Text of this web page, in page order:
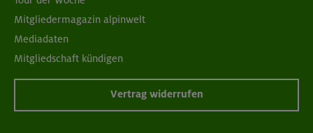
Mitgliedermagazin alpinwelt
Mediadaten
Mitgliedschaft kündigen
Vertrag widerrufen